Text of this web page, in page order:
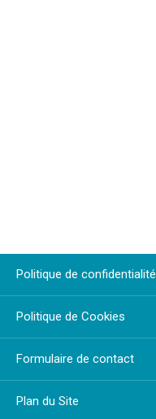
Politique de confidentialité
Politique de Cookies
Formulaire de contact
Plan du Site